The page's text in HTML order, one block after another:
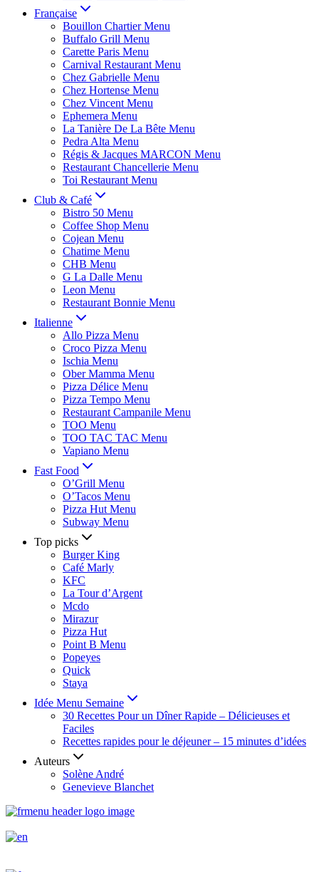
Française
Bouillon Chartier Menu
Buffalo Grill Menu
Carette Paris Menu
Carnival Restaurant Menu
Chez Gabrielle Menu
Chez Hortense Menu
Chez Vincent Menu
Ephemera Menu
La Tanière De La Bête Menu
Pedra Alta Menu
Régis & Jacques MARCON Menu
Restaurant Chancellerie Menu
Toi Restaurant Menu
Club & Café
Bistro 50 Menu
Coffee Shop Menu
Cojean Menu
Chatime Menu
CHB Menu
G La Dalle Menu
Leon Menu
Restaurant Bonnie Menu
Italienne
Allo Pizza Menu
Croco Pizza Menu
Ischia Menu
Ober Mamma Menu
Pizza Délice Menu
Pizza Tempo Menu
Restaurant Campanile Menu
TOO Menu
TOO TAC TAC Menu
Vapiano Menu
Fast Food
O’Grill Menu
O’Tacos Menu
Pizza Hut Menu
Subway Menu
Top picks
Burger King
Café Marly
KFC
La Tour d’Argent
Mcdo
Mirazur
Pizza Hut
Point B Menu
Popeyes
Quick
Staya
Idée Menu Semaine
30 Recettes Pour un Dîner Rapide – Délicieuses et
Faciles
Recettes rapides pour le déjeuner – 15 minutes d’idées
Auteurs
Solène André
Genevieve Blanchet